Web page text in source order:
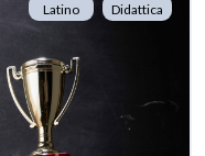
Latino Didattica